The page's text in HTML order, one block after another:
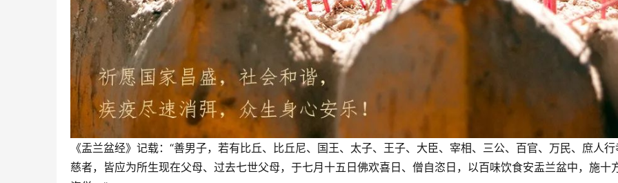
《盂兰盆经》记载：“善男子，若有比丘、比丘尼、国王、太子、王子、大臣、宰相、三公、百官、万民、庶人行
慈者，皆应为所生现在父母、过去七世父母，于七月十五日佛欢喜日、僧自恣日，以百味饮食安盂兰盆中，施十